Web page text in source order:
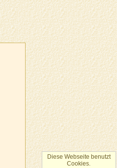
Diese Webseite benutzt
Cookies.